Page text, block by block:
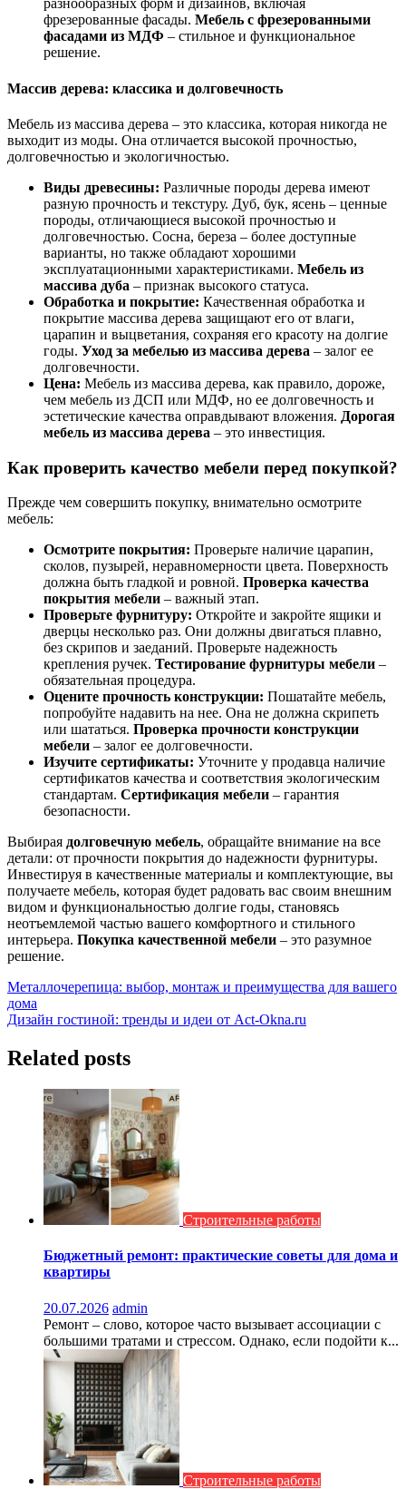
разнообразных форм и дизайнов, включая
фрезерованные фасады. Мебель с фрезерованными
фасадами из МДФ – стильное и функциональное
решение.
Массив дерева: классика и долговечность
Мебель из массива дерева – это классика, которая никогда не
выходит из моды. Она отличается высокой прочностью,
долговечностью и экологичностью.
Виды древесины: Различные породы дерева имеют
разную прочность и текстуру. Дуб, бук, ясень – ценные
породы, отличающиеся высокой прочностью и
долговечностью. Сосна, береза – более доступные
варианты, но также обладают хорошими
эксплуатационными характеристиками. Мебель из
массива дуба – признак высокого статуса.
Обработка и покрытие: Качественная обработка и
покрытие массива дерева защищают его от влаги,
царапин и выцветания, сохраняя его красоту на долгие
годы. Уход за мебелью из массива дерева – залог ее
долговечности.
Цена: Мебель из массива дерева, как правило, дороже,
чем мебель из ДСП или МДФ, но ее долговечность и
эстетические качества оправдывают вложения. Дорогая
мебель из массива дерева – это инвестиция.
Как проверить качество мебели перед покупкой?
Прежде чем совершить покупку, внимательно осмотрите
мебель:
Осмотрите покрытия: Проверьте наличие царапин,
сколов, пузырей, неравномерности цвета. Поверхность
должна быть гладкой и ровной. Проверка качества
покрытия мебели – важный этап.
Проверьте фурнитуру: Откройте и закройте ящики и
дверцы несколько раз. Они должны двигаться плавно,
без скрипов и заеданий. Проверьте надежность
крепления ручек. Тестирование фурнитуры мебели –
обязательная процедура.
Оцените прочность конструкции: Пошатайте мебель,
попробуйте надавить на нее. Она не должна скрипеть
или шататься. Проверка прочности конструкции
мебели – залог ее долговечности.
Изучите сертификаты: Уточните у продавца наличие
сертификатов качества и соответствия экологическим
стандартам. Сертификация мебели – гарантия
безопасности.
Выбирая долговечную мебель, обращайте внимание на все
детали: от прочности покрытия до надежности фурнитуры.
Инвестируя в качественные материалы и комплектующие, вы
получаете мебель, которая будет радовать вас своим внешним
видом и функциональностью долгие годы, становясь
неотъемлемой частью вашего комфортного и стильного
интерьера. Покупка качественной мебели – это разумное
решение.
Навигация
по
Металлочерепица: выбор, монтаж и преимущества для вашего
дома
Дизайн гостиной: тренды и идеи от Act-Okna.ru
Related posts
Строительные работы
Бюджетный ремонт: практические советы для дома и
квартиры
20.07.2026 admin
Ремонт – слово, которое часто вызывает ассоциации с
большими тратами и стрессом. Однако, если подойти к...
Строительные работы